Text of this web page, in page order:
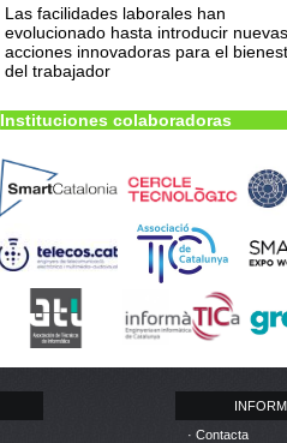
Las facilidades laborales han
evolucionado hasta introducir nuevas
acciones innovadoras para el
del trabajador
Instituciones colaboradoras
· Contacta